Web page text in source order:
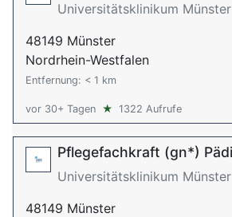
Universitätsklinikum Münster
48149 Münster
Nordrhein-Westfalen
Entfernung: < 1 km
vor 30+ Tagen ★ 1322 Aufrufe
Pflegefachkraft (gn*)
Universitätsklinikum Münster
48149 Münster